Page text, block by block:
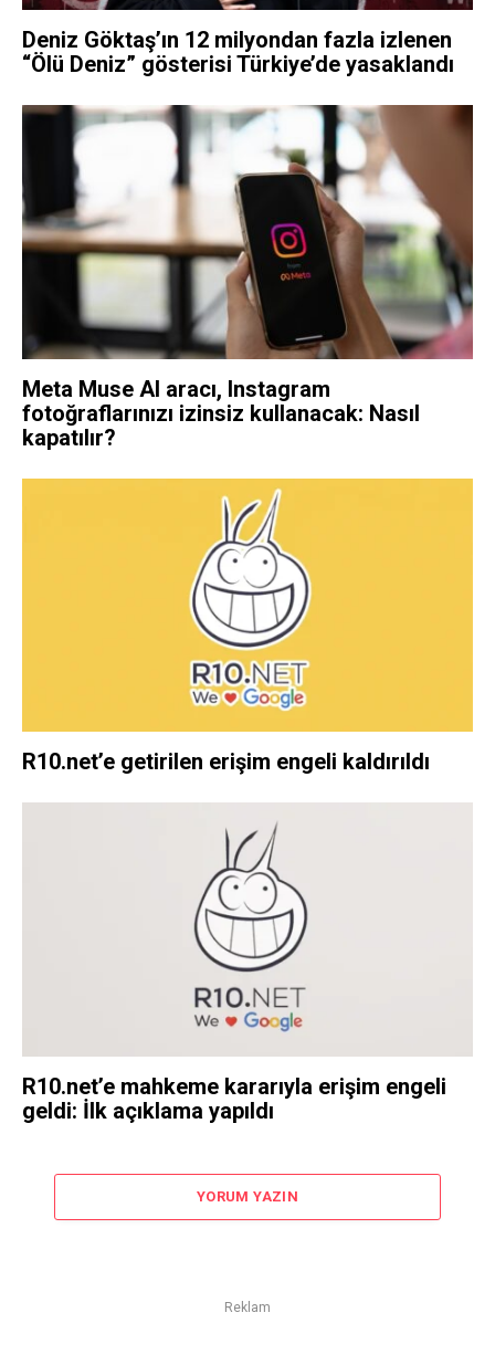
Deniz Göktaş’ın 12 milyondan fazla izlenen
“Ölü Deniz” gösterisi Türkiye’de yasaklandı
Meta Muse AI aracı, Instagram
fotoğraflarınızı izinsiz kullanacak: Nasıl
kapatılır?
R10.net’e getirilen erişim engeli kaldırıldı
R10.net’e mahkeme kararıyla erişim engeli
geldi: İlk açıklama yapıldı
YORUM YAZIN
Reklam